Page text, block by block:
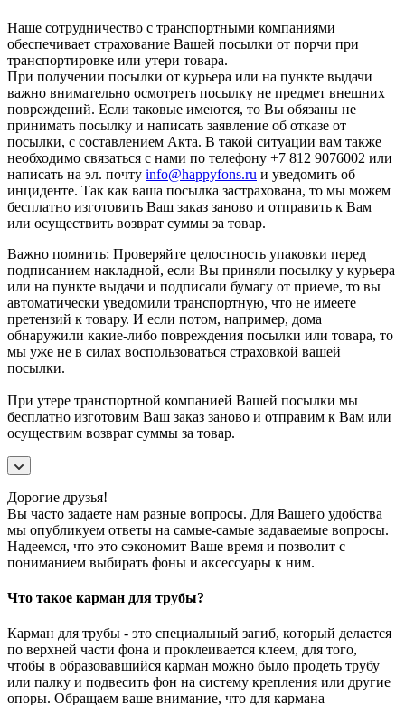
Наше сотрудничество с транспортными компаниями
обеспечивает страхование Вашей посылки от порчи при
транспортировке или утери товара.
При получении посылки от курьера или на пункте выдачи
важно внимательно осмотреть посылку не предмет внешних
повреждений. Если таковые имеются, то Вы обязаны не
принимать посылку и написать заявление об отказе от
посылки, с составлением Акта. В такой ситуации вам также
необходимо связаться с нами по телефону +7 812 9076002 или
написать на эл. почту info@happyfons.ru и уведомить об
инциденте. Так как ваша посылка застрахована, то мы можем
бесплатно изготовить Ваш заказ заново и отправить к Вам
или осуществить возврат суммы за товар.
Важно помнить: Проверяйте целостность упаковки перед
подписанием накладной, если Вы приняли посылку у курьера
или на пункте выдачи и подписали бумагу от приеме, то вы
автоматически уведомили транспортную, что не имеете
претензий к товару. И если потом, например, дома
обнаружили какие-либо повреждения посылки или товара, то
мы уже не в силах воспользоваться страховкой вашей
посылки.
При утере транспортной компанией Вашей посылки мы
бесплатно изготовим Ваш заказ заново и отправим к Вам или
осуществим возврат суммы за товар.
Дорогие друзья!
Вы часто задаете нам разные вопросы. Для Вашего удобства
мы опубликуем ответы на самые-самые задаваемые вопросы.
Надеемся, что это сэкономит Ваше время и позволит с
пониманием выбирать фоны и аксессуары к ним.
Что такое карман для трубы?
Карман для трубы - это специальный загиб, который делается
по верхней части фона и проклеивается клеем, для того,
чтобы в образовавшийся карман можно было продеть трубу
или палку и подвесить фон на систему крепления или другие
опоры. Обращаем ваше внимание, что для кармана